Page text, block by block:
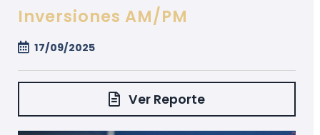
Inversiones AM/PM
17/09/2025
Ver Reporte